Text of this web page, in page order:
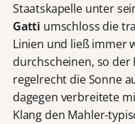
Staatskapelle unter
Gatti umschloss die
Linien und ließ immer
durchscheinen, so der
regelrecht die Sonne
dagegen verbreitete
Klang den Mahler-